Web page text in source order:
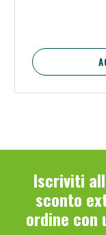
Iscriviti
sconto
ordine con